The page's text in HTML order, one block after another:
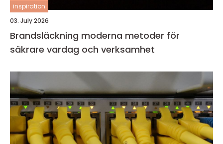
inspiration
03. July 2026
Brandsläckning moderna metoder för
säkrare vardag och verksamhet